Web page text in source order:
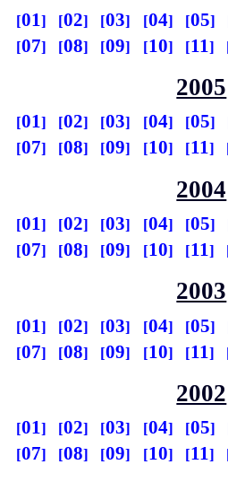
01 02 03 04 05
07
08 09 10 11
2005
01 02 03 04 05
07
08 09 10 11
2004
01 02 03 04 05
07
08 09 10 11
2003
01 02 03 04 05
07
08 09 10 11
2002
01 02 03 04 05
07
08 09 10 11